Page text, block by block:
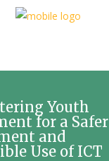
Youth
for a Safer
and
Use of ICT